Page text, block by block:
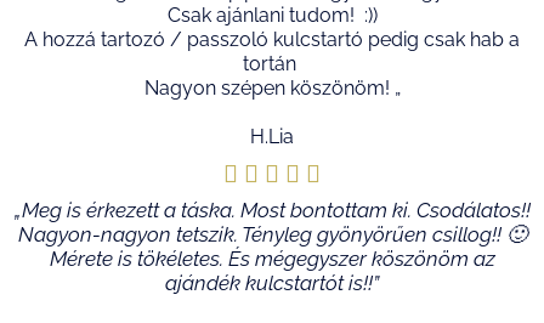
Csak ajánlani tudom! :))
A hozzá tartozó / passzoló kulcstartó pedig csak hab a
tortán
Nagyon szépen köszönöm! „
H.Lia
    
Rated
5
out
„Meg is érkezett a táska. Most bontottam ki. Csodálatos!!
Nagyon-nagyon tetszik. Tényleg gyönyörűen csillog!! 🙂
Mérete is tökéletes. És mégegyszer köszönöm az
ajándék kulcstartót is!!”